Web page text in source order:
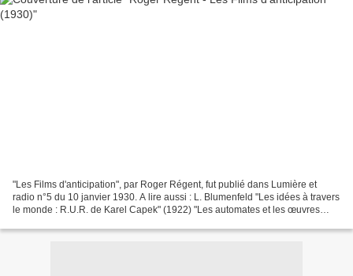
"Les Films d'anticipation", par Roger Régent, fut publié dans Lumière et
radio n°5 du 10 janvier 1930. A lire aussi : L. Blumenfeld "Les idées à travers
le monde : R.U.R. de Karel Capek" (1922) "Les automates et les œuvres